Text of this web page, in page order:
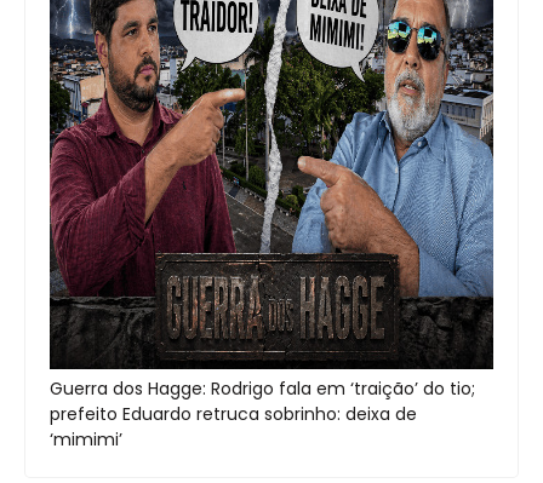
Guerra dos Hagge: Rodrigo fala em ‘traição’ do tio;
prefeito Eduardo retruca sobrinho: deixa de
‘mimimi’